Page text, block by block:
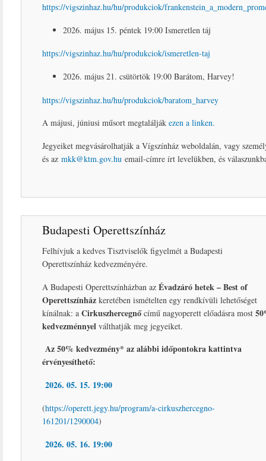
https://vigszinhaz.hu/hu/produkciok/
2026. május 15. péntek 19:00 Ismeretlen táj
https://vigszinhaz.hu/hu/produkciok/ismeretlen-taj
2026. május 21. csütörtök 19:00 Barátom, Harvey!
https://vigszinhaz.hu/hu/produkciok/baratom_harvey
A májusi, júniusi műsort megtalálják ezen a linken.
Jegyeiket megvásárolhatják a Vígszínház weboldalán, vagy
és az mkk@ktm.gov.hu email-címre írt levelükben, és
Budapesti Operettszínház
Felhívjuk a kedves Tisztviselők figyelmét a Budapesti
Operettszínház kedvezményére.
A Budapesti Operettszínházban az Évadzáró hetek – Best of
Operettszínház keretében ismételten egy rendkívüli lehetőséget
kínálnak: a Cirkuszhercegnőcímű nagyoperett előadásra most
kedvezménnyel válthatják meg jegyeiket.
Az 50% kedvezmény* az alábbi időpontokra kattintva
érvényesíthető:
2026. 05. 15. 19:00
(https://operett.jegy.hu/program/a-cirkuszhercegno-
161201/1290004)
2026. 05. 16. 19:00